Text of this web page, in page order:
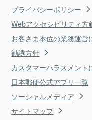
プライバシーポリシー
Webアクセシビリティ方
お客さま本位の業務運営
勧誘方針
カスタマーハラスメント
日本郵便公式アプリ一覧
ソーシャルメディア
サイトマップ